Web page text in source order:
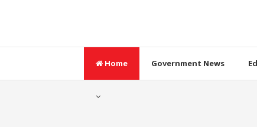
Home Government News